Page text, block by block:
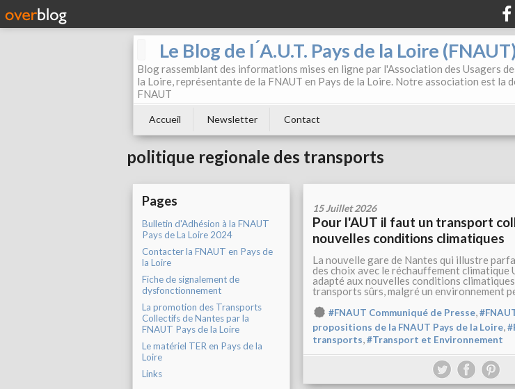
Le Blog de l ́A.U.T. Pays de la Loire
Blog rassemblant des informations mises en ligne par l'Association des Usagers
la Loire, représentante de la FNAUT en Pays de la Loire. Notre association est la
FNAUT
Accueil Newsletter Contact
politique regionale des transports
Pages
Bulletin d'Adhésion à la FNAUT
Pays de La Loire 2024
Contacter la FNAUT en Pays de
la Loire
Fiche de signalement de
dysfonctionnement
La promotion des Transports
Collectifs de Nantes par la
FNAUT Pays de la Loire
Le matériel TER en Pays de la
Loire
Links
15 Juillet 2026
Pour l'AUT il faut un transport
nouvelles conditions climatiques
La nouvelle gare de Nantes qui illustre
des choix avec le réchauffement
adapté aux nouvelles conditions
transports sûrs, malgré un environnement
#FNAUT Communiqué de Presse,
propositions de la FNAUT Pays de la Loire,
transports,#Transport et Environnement